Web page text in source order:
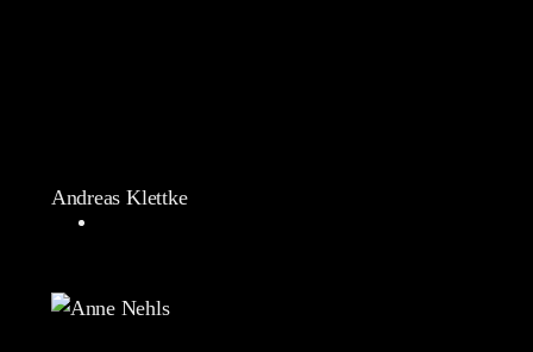
Andreas Klettke